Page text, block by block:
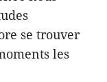
se trouver
les